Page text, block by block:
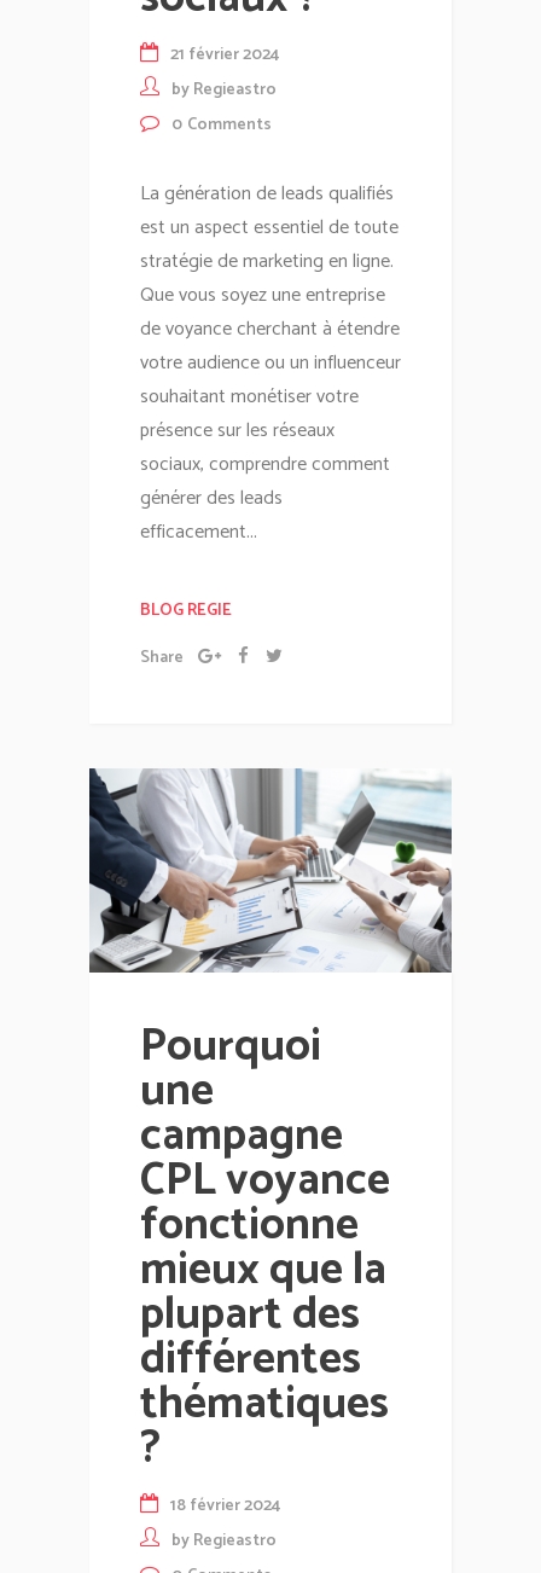
21 février 2024
byRegieastro
0 Comments
La génération de leads qualifiés
est un aspect essentiel de toute
stratégie de marketing en ligne.
Que vous soyez une entreprise
de voyance cherchant à étendre
votre audience ou un influenceur
souhaitant monétiser votre
présence sur les réseaux
sociaux, comprendre comment
générer des leads
efficacement...
BLOG REGIE
Share
Pourquoi
une
campagne
CPL voyance
fonctionne
mieux que la
plupart des
différentes
thématiques
?
18 février 2024
byRegieastro